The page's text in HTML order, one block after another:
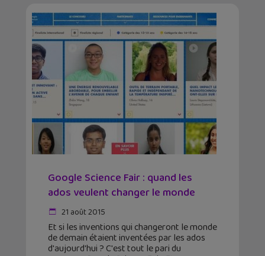
Google Science Fair : quand les
ados veulent changer le monde
21 août 2015
Et si les inventions qui changeront le monde
de demain étaient inventées par les ados
d'aujourd'hui ? C'est tout le pari du